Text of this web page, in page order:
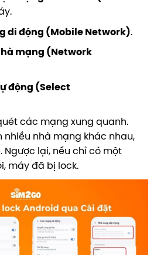
di động (Mobile Network).
mạng (Network
động (Select
các mạng xung quanh.
nhiều nhà mạng khác nhau,
Ngược lại, nếu chỉ có một
máy đã bị lock.